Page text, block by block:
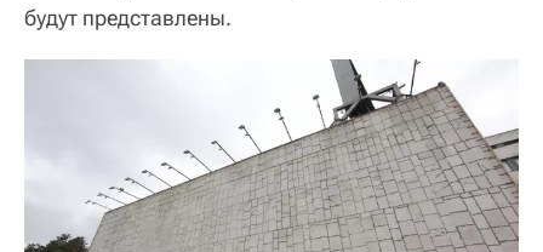
будут представлены.